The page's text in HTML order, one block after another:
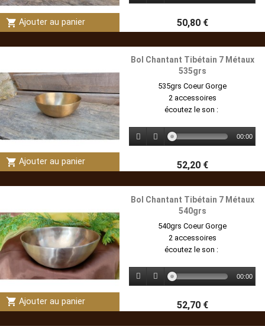
shopping_cart Ajouter au panier 50,80 €
shopping_cart Ajouter au panier
Bol Chantant Tibétain 7 Métaux
535grs
535grs Coeur Gorge
2 accessoires
écoutez le son :
00:00
52,20 €
shopping_cart Ajouter au panier
Bol Chantant Tibétain 7 Métaux
540grs
540grs Coeur Gorge
2 accessoires
écoutez le son :
00:00
52,70 €